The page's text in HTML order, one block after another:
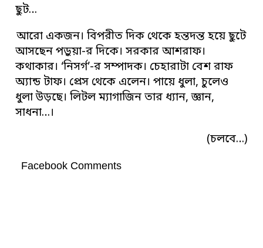
ছুট…
আরো একজন। বিপরীত দিক থেকে হন্তদন্ত হয়ে ছুটে
আসছেন পড়ুয়া-র দিকে। সরকার আশরাফ।
কথাকার। ‘নিসর্গ’-র সম্পাদক। চেহারাটা বেশ রাফ
অ্যান্ড টাফ। প্রেস থেকে এলেন। পায়ে ধুলা, চুলেও
ধুলা উড়ছে। লিটল ম্যাগাজিন তার ধ্যান, জ্ঞান,
সাধনা…।
(চলবে…)
Facebook Comments